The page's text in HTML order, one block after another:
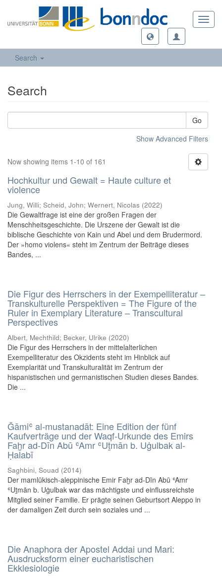
Search
Search
Go
Show Advanced Filters
Now showing items 1-10 of 161
Hochkultur und Gewalt = Haute culture et
violence
Jung, Willi; Scheid, John; Wernert, Nicolas (2022)
Die Gewaltfrage ist eine der großen Fragen der
Menschheitsgeschichte. Die Urszene der Gewalt ist die
biblische Geschichte von Kain und Abel und dem Brudermord.
Der »homo violens« steht im Zentrum der Beiträge dieses
Bandes, ...
Die Figur des Herrschers in der Exempelliteratur –
Transkulturelle Perspektiven = The Figure of the
Ruler in Exemplary Literature – Transcultural
Perspectives
Albert, Mechthild; Becker, Ulrike (2020)
Die Figur des Herrschers in der mittelalterlichen
Exempelliteratur des Okzidents steht im Hinblick auf
Exemplarität und Transkulturalität im Zentrum der
hispanistischen und germanistischen Studien dieses Bandes.
Die ...
Ǧāmiʿ al-mustanadāt: Eine Edition der fünf
Kaufverträge und der Waqf-Urkunde des Emirs
Faḫr ad-Dīn Abū ʿAmr ʿUṯmān b. Uġulbak al-
Ḥalabī
Saghbini, Souad (2014)
Der mamlūkisch-aleppinische Emir Faḫr ad-Dīn Abū ʿAmr
ʿUṯmān b. Uġulbak war das mächtigste und einflussreichste
Mitglied seiner Familie. Er prägte seinen Geburtsort Aleppo in
der damaligen Zeit durch sein soziales und ...
Die Anaphora der Apostel Addai und Mari:
Ausdrucksform einer eucharistischen
Ekklesiologie